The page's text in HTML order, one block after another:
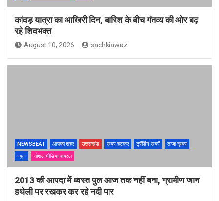
कांवड़ यात्रा का आखिरी दिन, बारिश के बीच गंतव्य की ओर बढ़
रहे शिवभक्त
August 10, 2026 sachkiawaz
NEWSBEAT आपका शहर उत्तराखंड खबर हटकर ट्रेंडिंग खबरें
ताज़ा ख़बर
न्यूज़
सोशल मीडिया वायरल
2013 की आपदा में ध्वस्त पुल आज तक नहीं बना, ग्रामीण जान
हथेली पर रखकर कर रहे नदी पार